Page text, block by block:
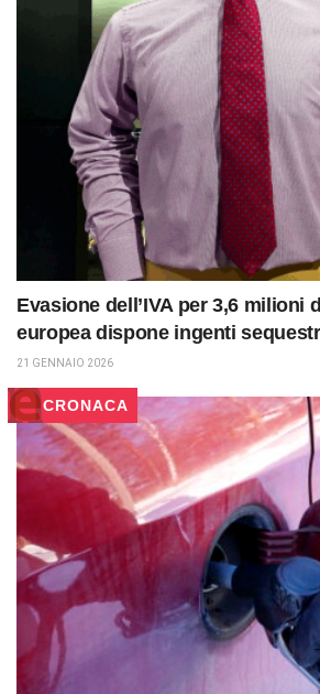
Evasione dell’IVA per 3,6 milioni
europea dispone ingenti
21 GENNAIO 2026
CRONACA